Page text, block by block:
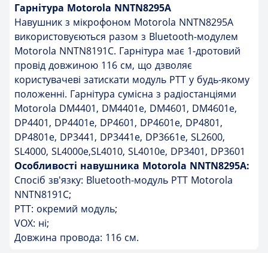
Гарнітура Motorola NNTN8295A
Навушник з мікрофоном Motorola NNTN8295A
використовуєються разом з Bluetooth-модулем
Motorola NNTN8191C. Гарнітура має 1-дротовий
провід довжиною 116 см, що дзволяє
користувачеві затискати модуль РТТ у будь-якому
положенні. Гарнітура сумісна з радіостанціями
Motorola DM4401, DM4401e, DM4601, DM4601e,
DP4401, DP4401e, DP4601, DP4601e, DP4801,
DP4801e, DP3441, DP3441e, DP3661e, SL2600,
SL4000, SL4000e,SL4010, SL4010e, DP3401, DP3601
Особливості навушника Motorola NNTN8295A:
Спосіб зв'язку: Bluetooth-модуль PTT Motorola
NNTN8191C;
PTT: окремий модуль;
VOX: ні;
Довжина провода: 116 см.